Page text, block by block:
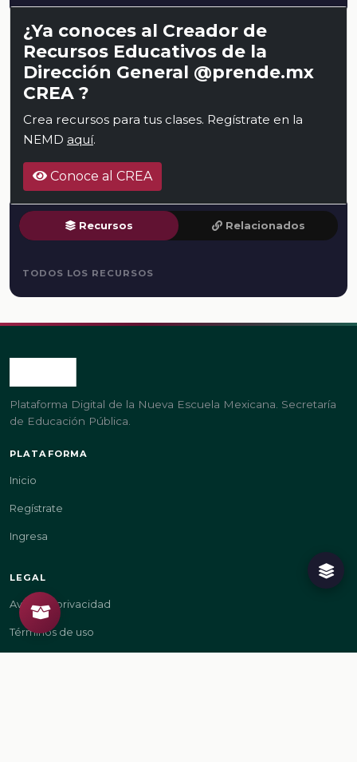
¿Ya conoces al Creador de
Recursos Educativos de la
Dirección General @prende.mx
CREA ?
Crea recursos para tus clases. Regístrate en la
NEMD aquí.
Conoce al CREA
Recursos Relacionados
TODOS LOS RECURSOS
Plataforma Digital de la Nueva Escuela Mexicana. Secretaría
de Educación Pública.
PLATAFORMA
Inicio
Regístrate
Ingresa
LEGAL
Aviso de privacidad
Términos de uso